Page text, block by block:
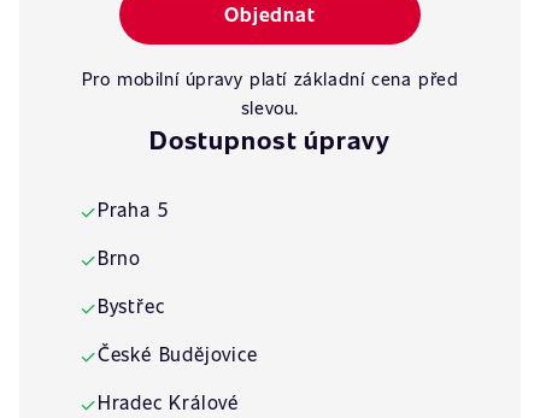
Objednat
Pro mobilní úpravy platí základní cena před
slevou.
Dostupnost úpravy
✓Praha 5
✓Brno
✓Bystřec
✓České Budějovice
✓Hradec Králové